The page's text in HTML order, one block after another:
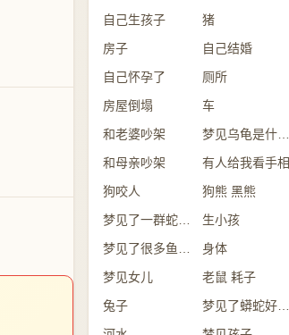
自己生孩子
猪
房子
自己结婚
自己怀孕了
厕所
房屋倒塌
车
和老婆吵架
梦见乌龟是什么意思？
和母亲吵架
有人给我看手相
狗咬人
狗熊 黑熊
生小孩
身体
梦见女儿
老鼠 耗子
兔子
梦见了蟒蛇好不好？